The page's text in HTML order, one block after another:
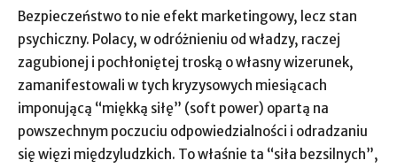
Bezpieczeństwo to nie efekt marketingowy, lecz stan
psychiczny. Polacy, w odróżnieniu od władzy, raczej
zagubionej i pochłoniętej troską o własny wizerunek,
zamanifestowali w tych kryzysowych miesiącach
imponującą “miękką siłę” (soft power) opartą na
powszechnym poczuciu odpowiedzialności i odradzaniu
się więzi międzyludzkich. To właśnie ta “siła bezsilnych”,